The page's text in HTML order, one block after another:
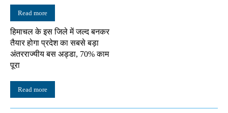
Read more
हिमाचल के इस जिले में जल्द बनकर
तैयार होगा प्रदेश का सबसे बड़ा
अंतरराज्यीय बस अड्डा, 70% काम
पूरा
Read more